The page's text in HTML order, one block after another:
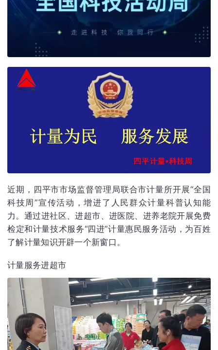
近期，四平市市场监督管理局联合市计量所开展“全国
科技周”宣传活动，增进了人民群众计量科普认知能
力。通过进社区、进超市、进医院、进养老院开展免费
检定和计量技术服务“四进”计量惠民服务活动，为百姓
了解计量知识开辟一个新窗口。
计量服务进超市